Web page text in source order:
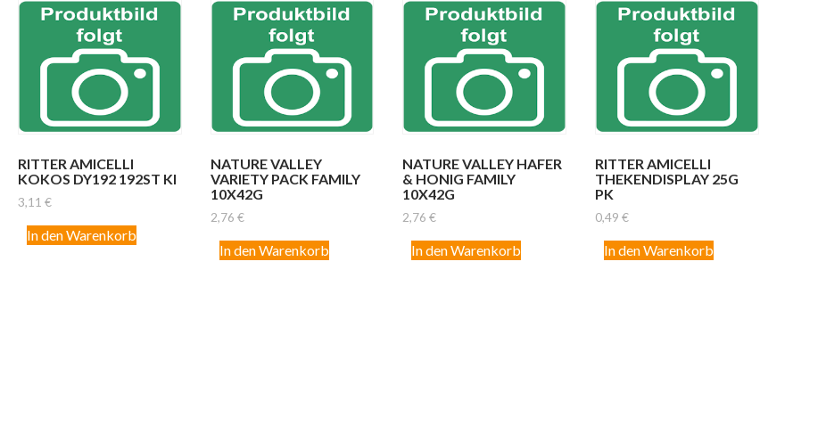
RITTER AMICELLI
KOKOS DY192 192ST KI
3,11 €
In den Warenkorb
NATURE VALLEY
VARIETY PACK FAMILY
10X42G
2,76 €
In den Warenkorb
NATURE VALLEY HAFER
& HONIG FAMILY
10X42G
2,76€
In den Warenkorb
RITTER AMICELLI
THEKENDISPLAY 25G
PK
0,49 €
In den Warenkorb